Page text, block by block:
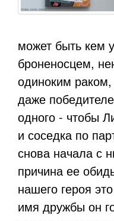
может быть кем
броненосцем,
одиноким
даже
одного - чтобы
и соседка по
снова начала с
причина ее
нашего героя
имя дружбы он